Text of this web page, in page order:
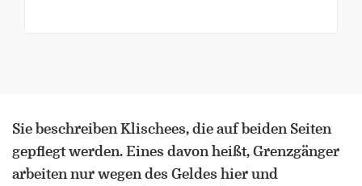
Sie beschreiben Klischees, die auf beiden Seiten
gepflegt werden. Eines davon heißt, Grenzgänger
arbeiten nur wegen des Geldes hier und